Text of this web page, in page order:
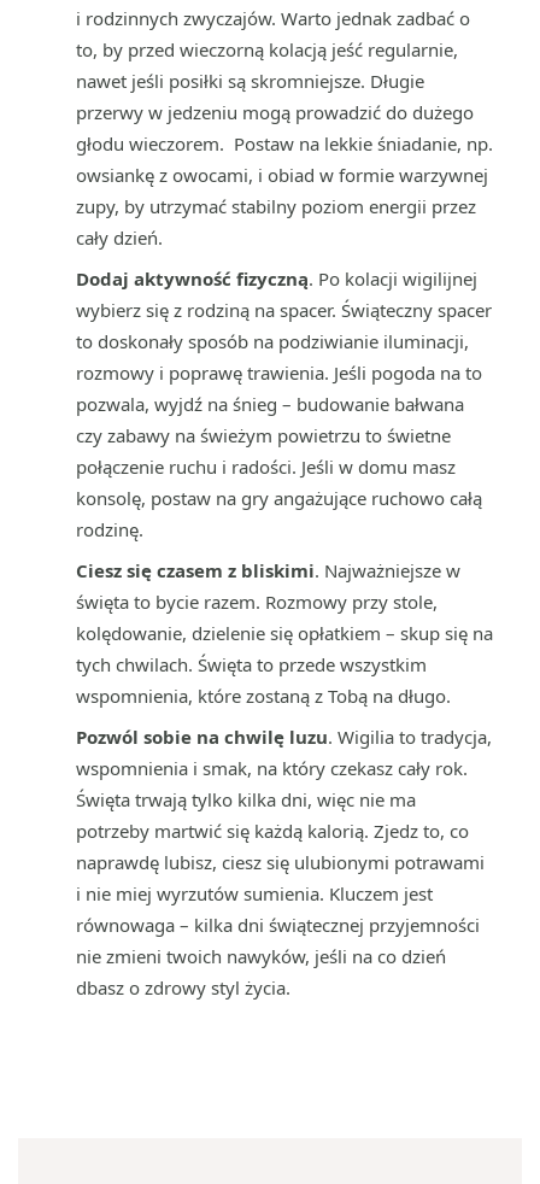
i rodzinnych zwyczajów. Warto jednak zadbać o
to, by przed wieczorną kolacją jeść regularnie,
nawet jeśli posiłki są skromniejsze. Długie
przerwy w jedzeniu mogą prowadzić do dużego
głodu wieczorem. Postaw na lekkie śniadanie, np.
owsiankę z owocami, i obiad w formie warzywnej
zupy, by utrzymać stabilny poziom energii przez
cały dzień.
Dodaj aktywność fizyczną. Po kolacji wigilijnej
wybierz się z rodziną na spacer. Świąteczny spacer
to doskonały sposób na podziwianie iluminacji,
rozmowy i poprawę trawienia. Jeśli pogoda na to
pozwala, wyjdź na śnieg – budowanie bałwana
czy zabawy na świeżym powietrzu to świetne
połączenie ruchu i radości. Jeśli w domu masz
konsolę, postaw na gry angażujące ruchowo całą
rodzinę.
Ciesz się czasem z bliskimi. Najważniejsze w
święta to bycie razem. Rozmowy przy stole,
kolędowanie, dzielenie się opłatkiem – skup się na
tych chwilach. Święta to przede wszystkim
wspomnienia, które zostaną z Tobą na długo.
Pozwól sobie na chwilę luzu. Wigilia to tradycja,
wspomnienia i smak, na który czekasz cały rok.
Święta trwają tylko kilka dni, więc nie ma
potrzeby martwić się każdą kalorią. Zjedz to, co
naprawdę lubisz, ciesz się ulubionymi potrawami
i nie miej wyrzutów sumienia. Kluczem jest
równowaga – kilka dni świątecznej przyjemności
nie zmieni twoich nawyków, jeśli na co dzień
dbasz o zdrowy styl życia.